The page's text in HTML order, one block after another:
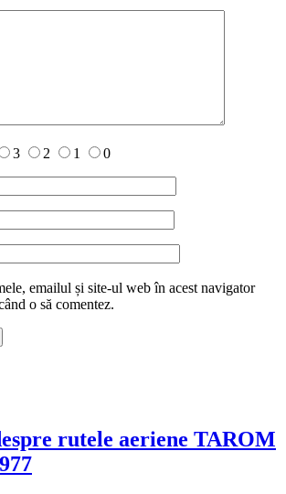
3 2 1 0
emailul și site-ul web în acest navigator
o să comentez.
rutele aeriene TAROM